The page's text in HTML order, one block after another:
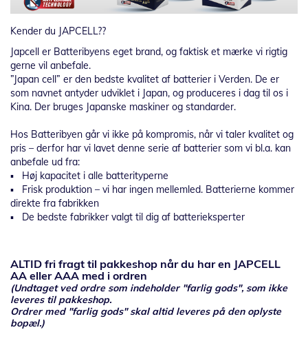
Kender du JAPCELL??
Japcell er Batteribyens eget brand, og faktisk et mærke vi rigtig
gerne vil anbefale.
”Japan cell” er den bedste kvalitet af batterier i Verden. De er
som navnet antyder udviklet i Japan, og produceres i dag til os i
Kina. Der bruges Japanske maskiner og standarder.
Hos Batteribyen går vi ikke på kompromis, når vi taler kvalitet og
pris – derfor har vi lavet denne serie af batterier som vi bl.a. kan
anbefale ud fra:
▪ Høj kapacitet i alle batterityperne
▪ Frisk produktion – vi har ingen mellemled. Batterierne kommer
direkte fra fabrikken
▪ De bedste fabrikker valgt til dig af batterieksperter
ALTID fri fragt til pakkeshop når du har en JAPCELL
AA eller AAA med i ordren
(Undtaget ved ordre som indeholder "farlig gods", som ikke
leveres til pakkeshop.
Ordrer med "farlig gods" skal altid leveres på den oplyste
bopæl.)